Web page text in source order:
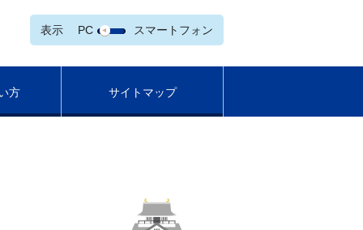
表示 PC スマートフォン
方 サイトマップ